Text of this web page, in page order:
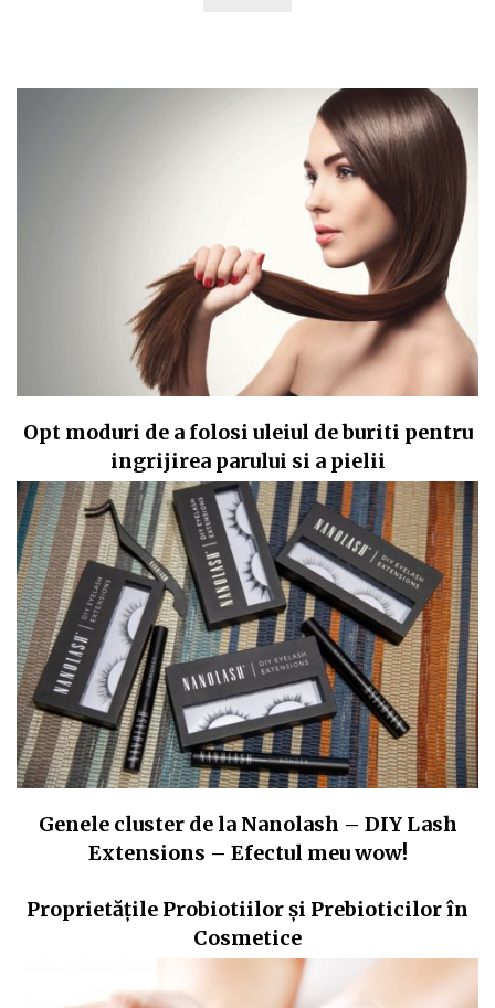
Opt moduri de a folosi uleiul de buriti pentru
ingrijirea parului si a pielii
Genele cluster de la Nanolash – DIY Lash
Extensions – Efectul meu wow!
Proprietățile Probiotiilor și Prebioticilor în
Cosmetice